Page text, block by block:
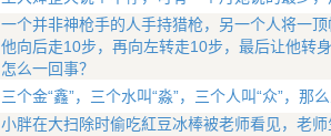
一个并非神枪手的人手持猎枪，另一个人将一
他向后走10步，再向左转走10步，最后让他转
怎么一回事？
三个金“鑫”，三个水叫“淼”，三个人叫“众”，那
小胖在大扫除时偷吃紅豆冰棒被老师看见，老